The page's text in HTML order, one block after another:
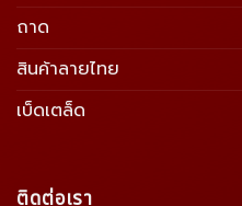
ถาด
สินค้าลายไทย
เบ็ดเตล็ด
ติดต่อเรา